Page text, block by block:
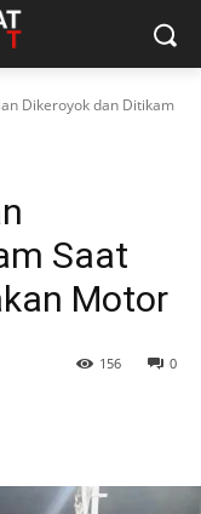
Dikeroyok dan Ditikam
Saat
Motor
0
156